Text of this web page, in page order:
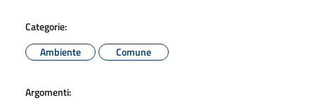
Categorie:
Ambiente
Comune
Argomenti: